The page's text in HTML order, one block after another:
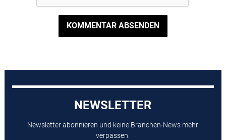
KOMMENTAR ABSENDEN
NEWSLETTER
Newsletter abonnieren und keine Branchen-News mehr
verpassen.